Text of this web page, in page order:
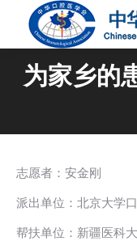
为家乡的
志愿者：安金刚
派出单位：北京大学
帮扶单位：新疆医科